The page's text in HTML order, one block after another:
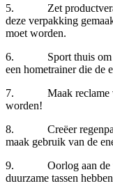
5. Zet
deze verpakking
moet worden.
6. Sport thuis om
een hometrainer die de
7. Maak reclame
worden!
8. Creëer
maak gebruik van de
9. Oorlog aan de
duurzame tassen